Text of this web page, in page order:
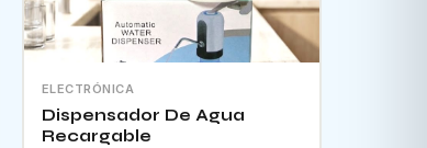
ELECTRÓNICA
Dispensador De Agua
Recargable